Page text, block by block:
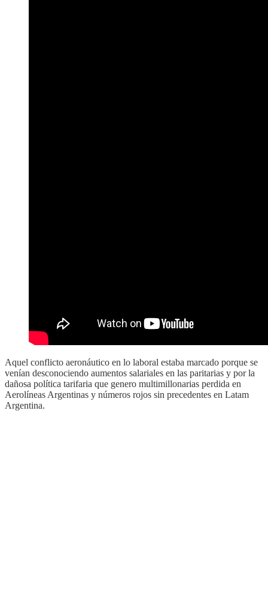
Aquel conflicto aeronáutico en lo laboral estaba marcado porque se
venían desconociendo aumentos salariales en las paritarias y por la
dañosa política tarifaria que genero multimillonarias perdida en
Aerolíneas Argentinas y números rojos sin precedentes en Latam
Argentina.